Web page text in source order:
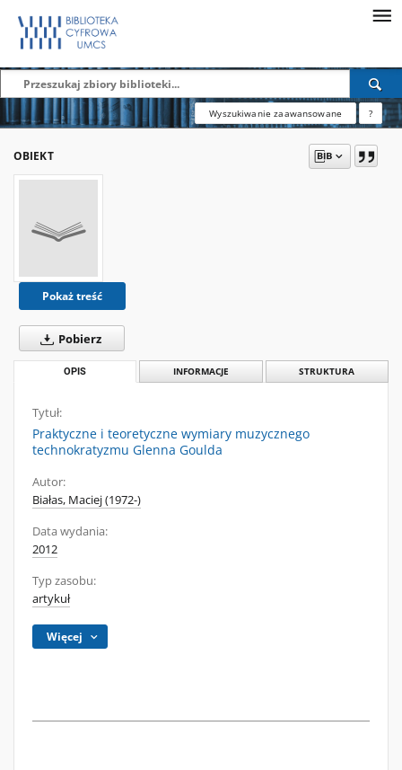
Wyszukiwanie zaawansowane ?
OBIEKT
Pokaż treść
Pobierz
OPIS INFORMACJE STRUKTURA
Tytuł:
Praktyczne i teoretyczne wymiary muzycznego
technokratyzmu Glenna Goulda
Autor:
Białas, Maciej (1972-)
Data wydania:
2012
Typ zasobu:
artykuł
Więcej